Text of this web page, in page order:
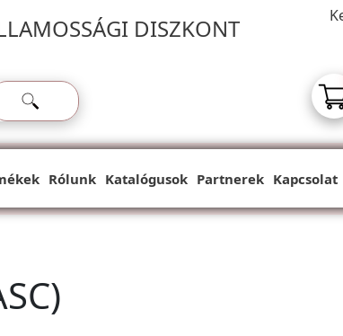
DISZKONT
Rólunk Katalógusok Partnerek Kapcsolat